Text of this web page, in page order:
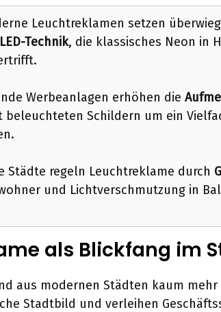
Leuchtreklamen setzen
LED-Technik, die klassisches Neon in
Werbeanlagen erhöhen die
beleuchteten Schildern um ein
Städte regeln Leuchtreklame durch
und Lichtverschmutzung in
als Blickfang im
aus modernen Städten kaum mehr
Stadtbild und verleihen